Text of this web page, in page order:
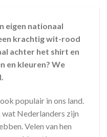
eigen nationaal
krachtig wit-rood
achter het shirt en
en kleuren? We
populair in ons land.
Nederlanders zijn
Velen van hen